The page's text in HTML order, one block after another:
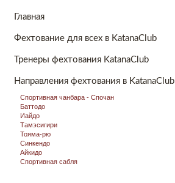
Главная
Фехтование для всех в KatanaClub
Тренеры фехтования KatanaClub
Направления фехтования в KatanaClub
Спортивная чанбара - Спочан
Баттодо
Иайдо
Тамэсигири
Тояма-рю
Синкендо
Айкидо
Спортивная сабля